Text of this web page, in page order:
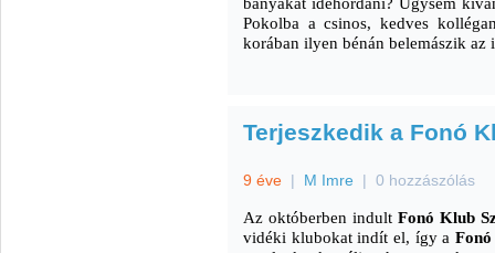
Pokolba a csinos, kedves
korában ilyen bénán belemászik az
Terjeszkedik a Fonó
9 éve | M Imre | 0 hozzászólás
Az októberben indult Fonó Klub
vidéki klubokat indít el, így a